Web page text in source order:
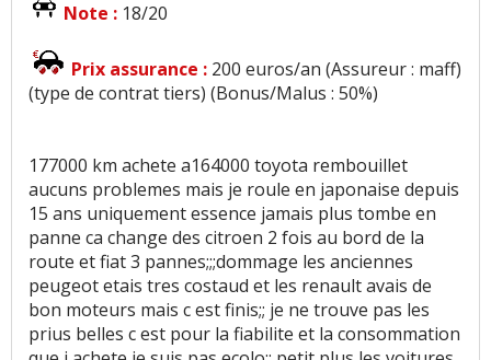
Note : 18/20
Prix assurance : 200 euros/an (Assureur : maff)
(type de contrat tiers) (Bonus/Malus : 50%)
177000 km achete a164000 toyota rembouillet
aucuns problemes mais je roule en japonaise depuis
15 ans uniquement essence jamais plus tombe en
panne ca change des citroen 2 fois au bord de la
route et fiat 3 pannes;;;dommage les anciennes
peugeot etais tres costaud et les renault avais de
bon moteurs mais c est finis;; je ne trouve pas les
prius belles c est pour la fiabilite et la consommation